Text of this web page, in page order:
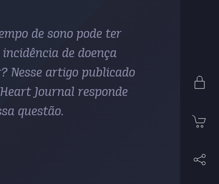
de sono pode ter
de doença
Nesse artigo publicado
Journal responde
questão.